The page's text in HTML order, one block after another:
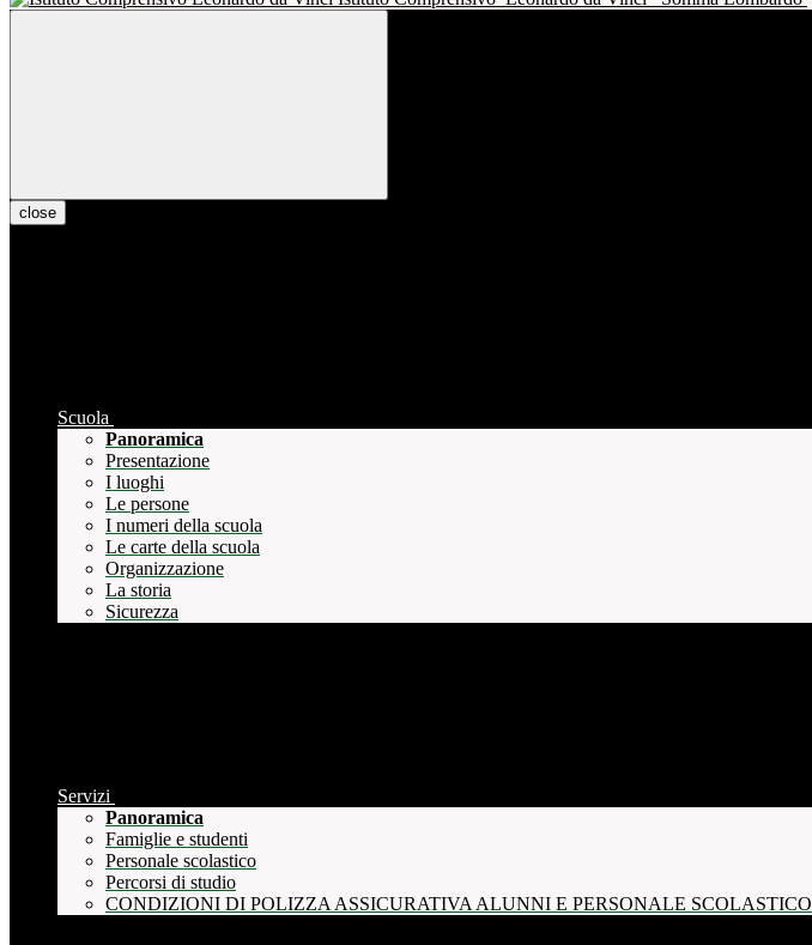
close
Scuola
Panoramica
Presentazione
I luoghi
Le persone
I numeri della scuola
Le carte della scuola
Organizzazione
La storia
Sicurezza
Servizi
Panoramica
Famiglie e studenti
Personale scolastico
Percorsi di studio
CONDIZIONI DI POLIZZA ASSICURATIVA ALUNNI E PERSONALE SCOLASTICO